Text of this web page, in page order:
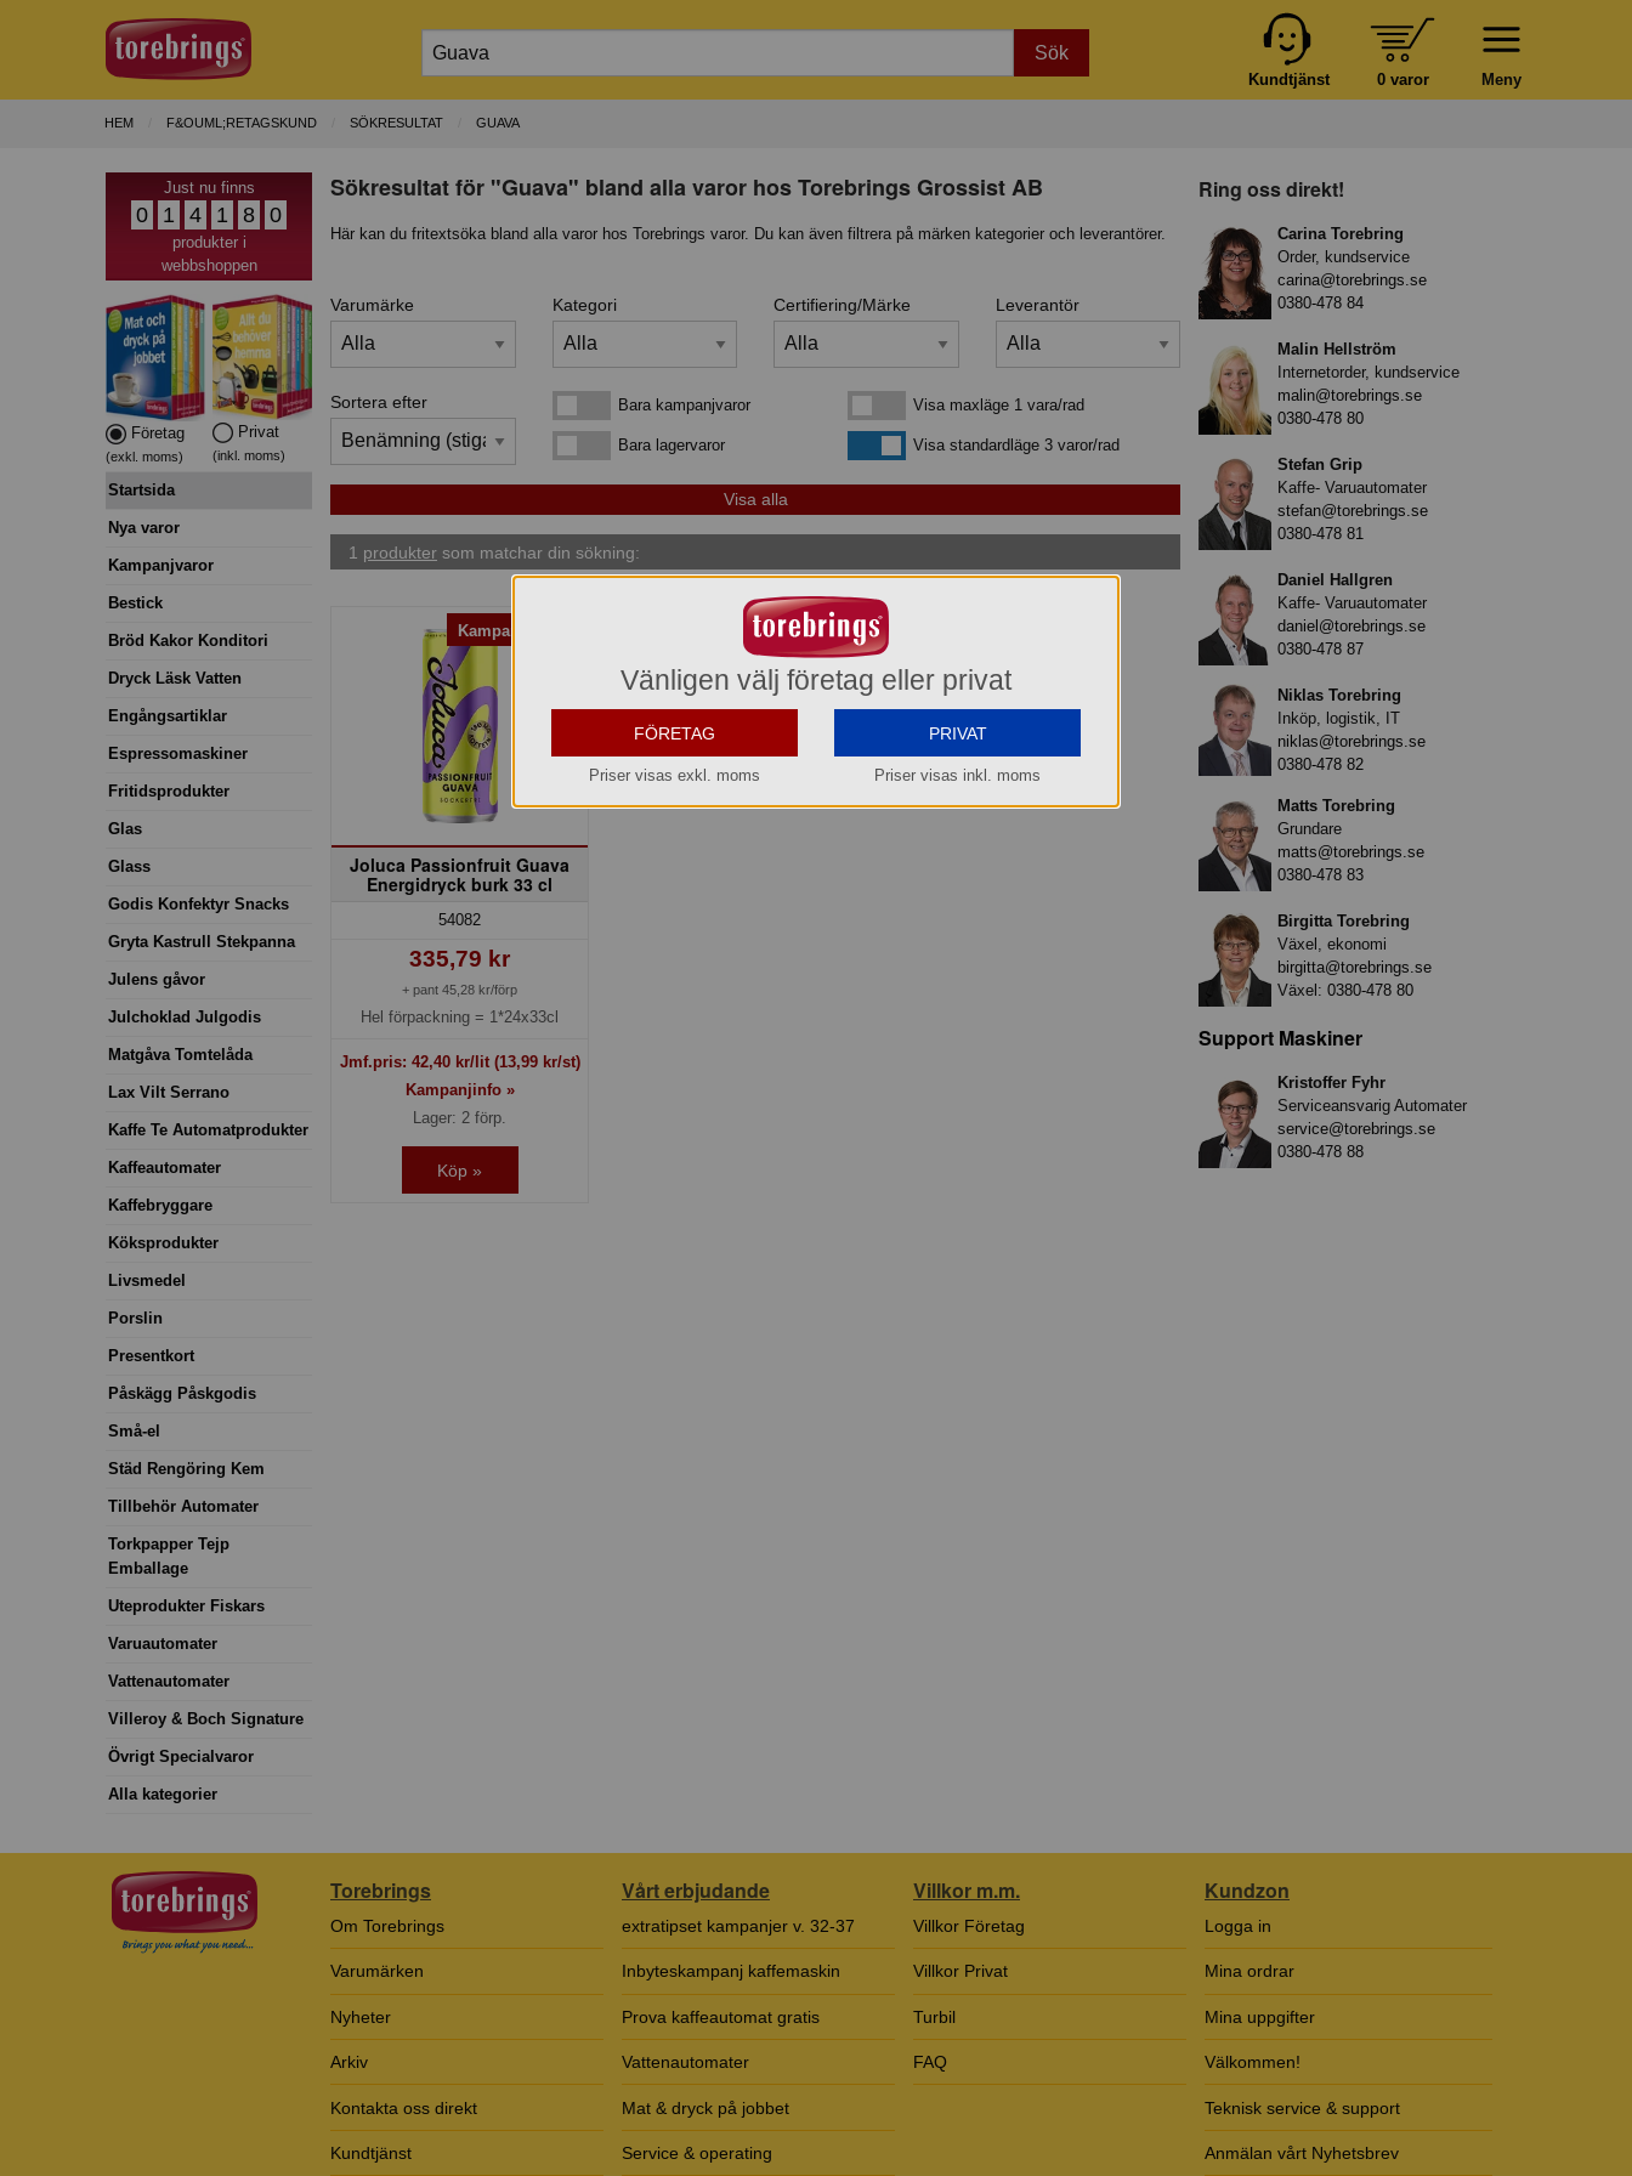
Sök
Meny
0 varor
Kundtjänst
HEM F&OUML;RETAGSKUND SÖKRESULTAT GUAVA
Just nu finns
0 1 4 1 8 0
produkter i
webbshoppen
Företag
(exkl. moms)
Privat
(inkl. moms)
Startsida
Nya varor
Kampanjvaror
Bestick
Bröd Kakor Konditori
Dryck Läsk Vatten
Engångsartiklar
Espressomaskiner
Fritidsprodukter
Glas
Glass
Godis Konfektyr Snacks
Gryta Kastrull Stekpanna
Julens gåvor
Julchoklad Julgodis
Matgåva Tomtelåda
Lax Vilt Serrano
Kaffe Te Automatprodukter
Kaffeautomater
Kaffebryggare
Köksprodukter
Livsmedel
Porslin
Presentkort
Påskägg Påskgodis
Små-el
Städ Rengöring Kem
Tillbehör Automater
Torkpapper Tejp
Emballage
Uteprodukter Fiskars
Varuautomater
Vattenautomater
Villeroy & Boch Signature
Övrigt Specialvaror
Alla kategorier
Sökresultat för "Guava" bland alla varor hos Torebrings Grossist AB
Här kan du fritextsöka bland alla varor hos Torebrings varor. Du kan även filtrera på märken kategorier och leverantörer.
Varumärke Kategori Certifiering/Märke Leverantör
Sortera efter Bara kampanjvarorBara kampanjvaror
Bara lagervarorBara lagervaror
Visa maxläge 1 vara/rad
Visa maxläge 1 vara/rad
Visa standardlägeVisa standardläge 3 varor/rad
1 produkter som matchar din sökning:
Kampanj! -26%
Joluca Passionfruit Guava
Energidryck burk 33 cl
54082
335,79 kr
+ pant 45,28 kr/förp
Hel förpackning = 1*24x33cl
Jmf.pris: 42,40kr/lit (13,99 kr/st)
Kampanjinfo »
Lager: 2 förp.
Köp »
Ring oss direkt!
Carina Torebring
Order, kundservice
carina@torebrings.se
0380-478 84
Malin Hellström
Internetorder, kundservice
malin@torebrings.se
0380-478 80
Stefan Grip
Kaffe- Varuautomater
stefan@torebrings.se
0380-478 81
Daniel Hallgren
Kaffe- Varuautomater
daniel@torebrings.se
0380-478 87
Niklas Torebring
Inköp, logistik, IT
niklas@torebrings.se
0380-478 82
Matts Torebring
Grundare
matts@torebrings.se
0380-478 83
Birgitta Torebring
Växel, ekonomi
birgitta@torebrings.se
Växel: 0380-478 80
Support Maskiner
Kristoffer Fyhr
Serviceansvarig Automater
service@torebrings.se
0380-478 88
Torebrings
Om Torebrings
Varumärken
Nyheter
Arkiv
Kontakta oss direkt
Kundtjänst
Vårt erbjudande
extratipset kampanjer v. 32-37
Inbyteskampanj kaffemaskin
Prova kaffeautomat gratis
Vattenautomater
Mat & dryck på jobbet
Service & operating
Villkor m.m.
Villkor Företag
Villkor Privat
Turbil
FAQ
Kundzon
Logga in
Mina ordrar
Mina uppgifter
Välkommen!
Teknisk service & support
Anmälan vårt Nyhetsbrev
Vänligen välj företag eller privat
FÖRETAG
Priser visas exkl. moms
PRIVAT
Priser visas inkl. moms